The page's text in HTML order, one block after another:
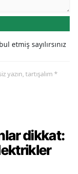
etmiş sayılırsınız
yazın, tartışalım *
dikkat: